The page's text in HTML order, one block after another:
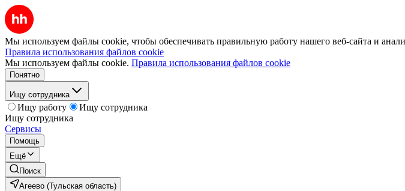
Мы используем файлы cookie, чтобы обеспечивать правильную работу нашего веб-сайта и
Правила использования файлов cookie
Мы используем файлы cookie. Правила использования файлов cookie
Понятно
Ищу сотрудника
Ищу работу
Ищу сотрудника
Ищу сотрудника
Сервисы
Помощь
Ещё
Поиск
Агеево (Тульская область)